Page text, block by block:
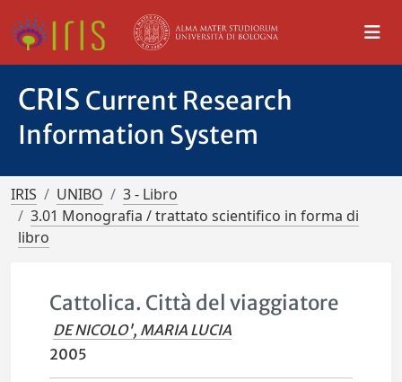
CRIS Current Research
Information System
IRIS UNIBO
3 - Libro
3.01 Monografia / trattato scientifico in forma di
libro
Cattolica. Città del viaggiatore
DE NICOLO', MARIA LUCIA
2005